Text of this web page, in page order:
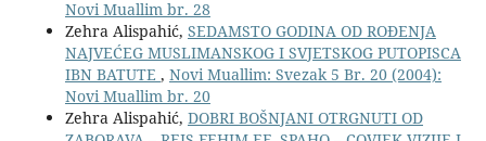
Novi Muallim br. 28
Zehra Alispahić, SEDAMSTO GODINA OD ROĐENJA
NAJVEĆEG MUSLIMANSKOG I SVJETSKOG PUTOPISCA
IBN BATUTE , Novi Muallim: Svezak 5 Br. 20 (2004):
Novi Muallim br. 20
Zehra Alispahić, DOBRI BOŠNJANI OTRGNUTI OD